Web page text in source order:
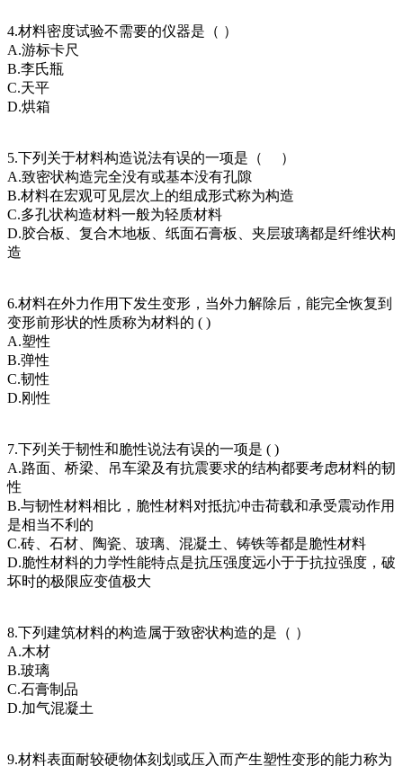
4.材料密度试验不需要的仪器是（ ）
A.游标卡尺
B.李氏瓶
C.天平
D.烘箱
5.下列关于材料构造说法有误的一项是（ ）
A.致密状构造完全没有或基本没有孔隙
B.材料在宏观可见层次上的组成形式称为构造
C.多孔状构造材料一般为轻质材料
D.胶合板、复合木地板、纸面石膏板、夹层玻璃都是纤维状构
造
6.材料在外力作用下发生变形，当外力解除后，能完全恢复到
变形前形状的性质称为材料的 ( )
A.塑性
B.弹性
C.韧性
D.刚性
7.下列关于韧性和脆性说法有误的一项是 ( )
A.路面、桥梁、吊车梁及有抗震要求的结构都要考虑材料的韧
性
B.与韧性材料相比，脆性材料对抵抗冲击荷载和承受震动作用
是相当不利的
C.砖、石材、陶瓷、玻璃、混凝土、铸铁等都是脆性材料
D.脆性材料的力学性能特点是抗压强度远小于于抗拉强度，破
坏时的极限应变值极大
8.下列建筑材料的构造属于致密状构造的是（ ）
A.木材
B.玻璃
C.石膏制品
D.加气混凝土
9.材料表面耐较硬物体刻划或压入而产生塑性变形的能力称为